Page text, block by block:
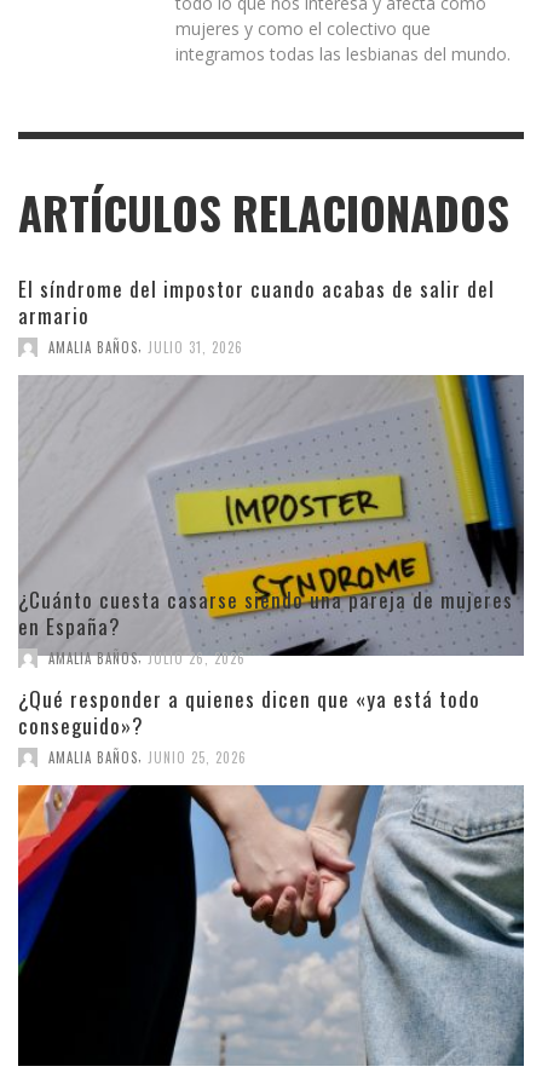
mujeres y como el colectivo que
integramos todas las lesbianas del mundo.
ARTÍCULOS RELACIONADOS
El síndrome del impostor cuando acabas de salir del
armario
AMALIA BAÑOS, JULIO 31, 2026
¿Cuánto cuesta casarse siendo una pareja de mujeres
en España?
AMALIA BAÑOS, JULIO 26, 2026
¿Qué responder a quienes dicen que «ya está todo
conseguido»?
AMALIA BAÑOS JUNIO 25, 2026